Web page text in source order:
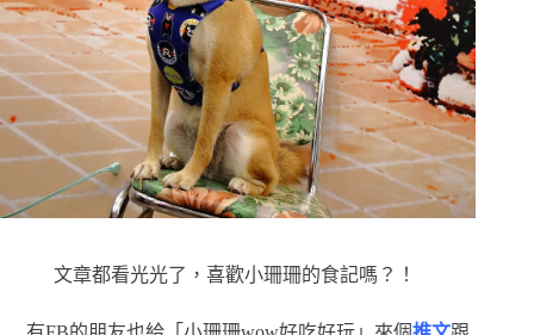
文章都看光光了，喜歡小珊珊的食記嗎？！